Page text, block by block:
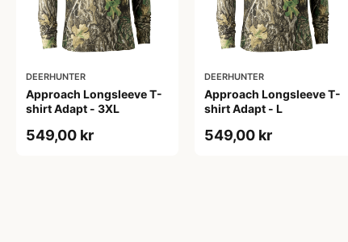
DEERHUNTER
Approach Longsleeve T-
shirt Adapt - 3XL
549,00 kr
DEERHUNTER
Approach Longsleeve T-
shirt Adapt - L
549,00 kr